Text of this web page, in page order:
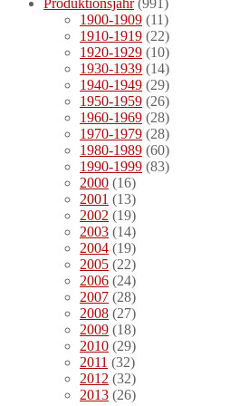
Produktionsjahr(991)
1900-1909 (11)
1910-1919 (22)
1920-1929 (10)
1930-1939 (14)
1940-1949 (29)
1950-1959 (26)
1960-1969 (28)
1970-1979 (28)
1980-1989 (60)
1990-1999 (83)
2000 (16)
2001 (13)
2002 (19)
2003 (14)
2004 (19)
2005 (22)
2006 (24)
2007 (28)
2008 (27)
2009 (18)
2010 (29)
2011 (32)
2012 (32)
2013 (26)